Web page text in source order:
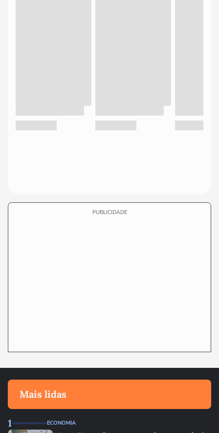
PUBLICIDADE
Mais lidas
1 ECONOMIA